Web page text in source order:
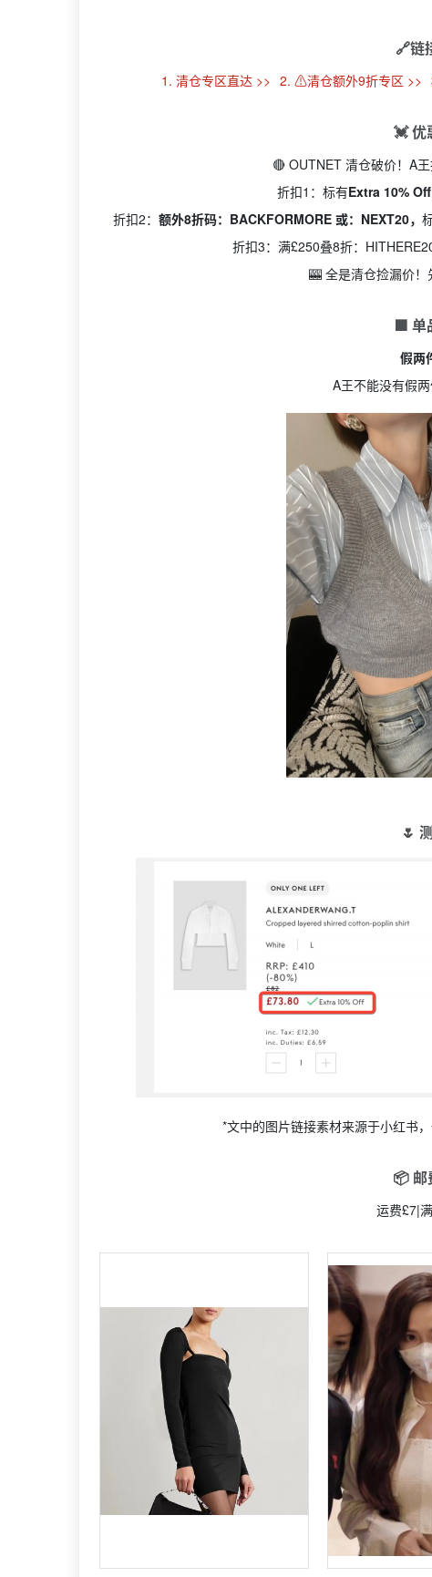
🔗链
1. 清仓专区直达 >> 2. ⚠️清仓额外9折专区 >>
💓 优
🔴 OUTNET 清仓破价！A
折扣1：标有Extra 10% Off
折扣2：额外8折码：BACKFORMORE 或：NEXT20，
折扣3：满£250叠8折：
🎰 全是清仓捡漏价！
🟩 单
假两
A王不能没有假
🌷
*文中的图片链接素材来源于小红书
📦 邮
运费£7|